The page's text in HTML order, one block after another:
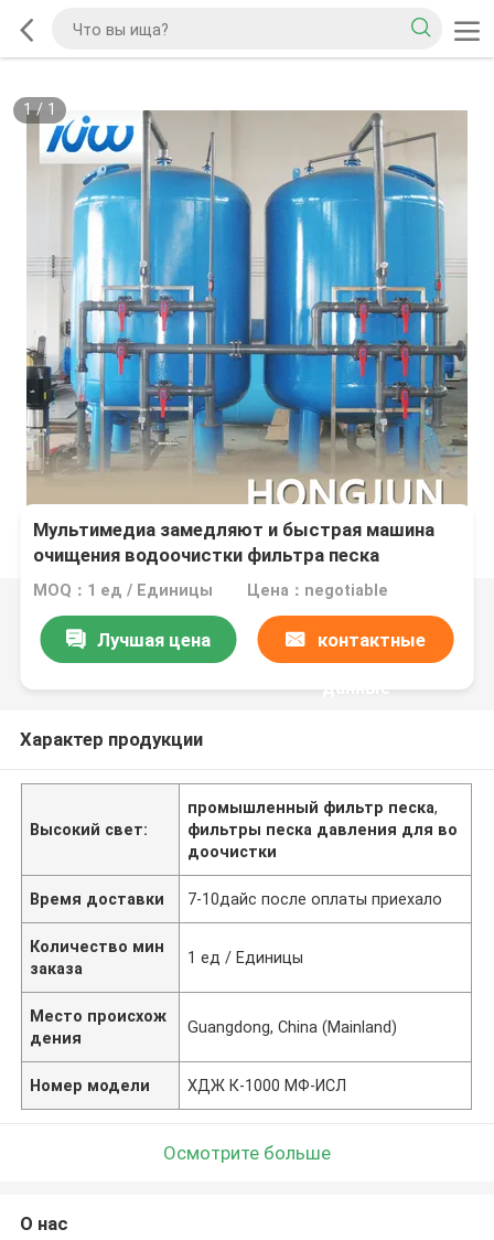
1/ 1
Мультимедиа замедляют и быстрая машина
очищения водоочистки фильтра песка
MOQ：1 ед / Единицы Цена：negotiable
Лучшая цена контактные
данные
Характер продукции
Высокий свет:
промышленный фильтр песка,
фильтры песка давления для во
доочистки
Время доставки 7-10дайс после оплаты приехало
Количество мин
заказа
1 ед / Единицы
Место происхож
дения
Guangdong, China (Mainland)
Номер модели ХДЖ К-1000 МФ-ИСЛ
Осмотрите больше
О нас